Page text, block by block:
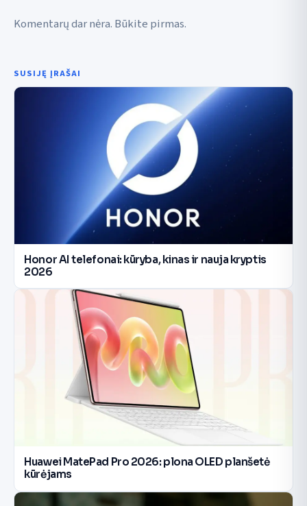
Komentarų dar nėra. Būkite pirmas.
SUSIJĘ ĮRAŠAI
Honor AI telefonai: kūryba, kinas ir nauja kryptis
2026
Huawei MatePad Pro 2026: plona OLED planšetė
kūrėjams